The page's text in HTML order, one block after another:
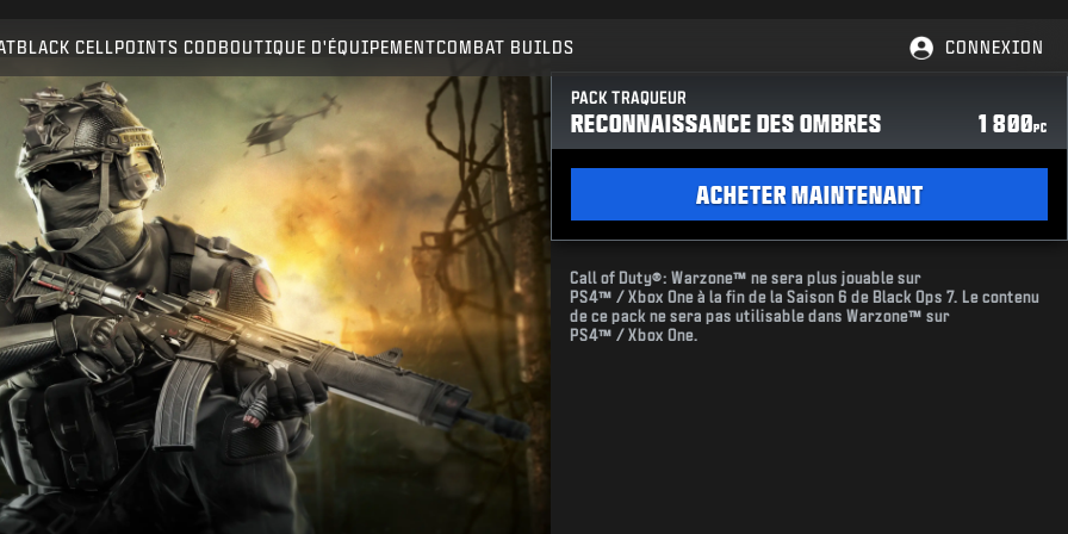
BLACK CELL POINTS COD BOUTIQUE D'ÉQUIPEMENTCOMBAT BUILDS CONNEXION
ENVOYER
CONFIRMER L'ACHAT
ANNULER
Activision peut mettre à jour, remplacer ou supprimer
ce contenu en jeu à tout moment.
PACK TRAQUEUR
RECONNAISSANCE DES OMBRES 1 800PC
ACHETER MAINTENANT
Call of Duty®: Warzone™ ne sera plus jouable sur
PS4™ / Xbox One à la fin de la Saison 6 de Black Ops 7. Le contenu
de ce pack ne sera pas utilisable dans Warzone™ sur
PS4™ / Xbox One.